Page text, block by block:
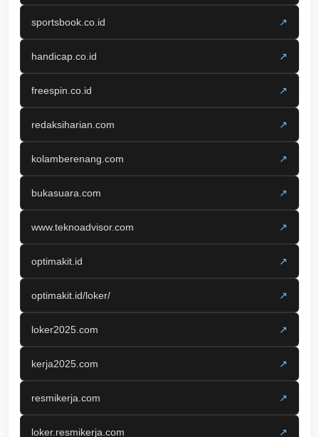
sportsbook.co.id ↗
handicap.co.id ↗
freespin.co.id ↗
redaksiharian.com ↗
kolamberenang.com ↗
bukasuara.com ↗
www.teknoadvisor.com ↗
optimakit.id ↗
optimakit.id/loker/ ↗
loker2025.com ↗
kerja2025.com ↗
resmikerja.com ↗
loker.resmikerja.com ↗